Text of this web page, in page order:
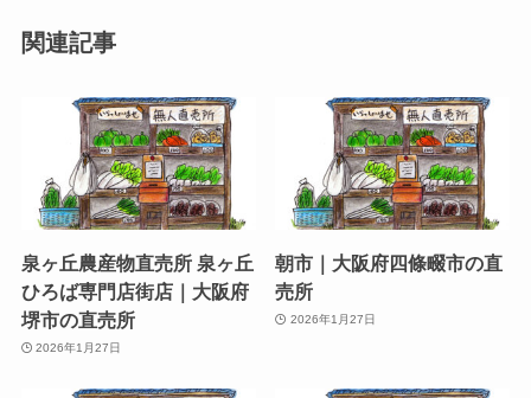
関連記事
泉ヶ丘農産物直売所 泉ヶ丘
ひろば専門店街店｜大阪府
堺市の直売所
2026年1月27日
朝市｜大阪府四條畷市の直
売所
2026年1月27日